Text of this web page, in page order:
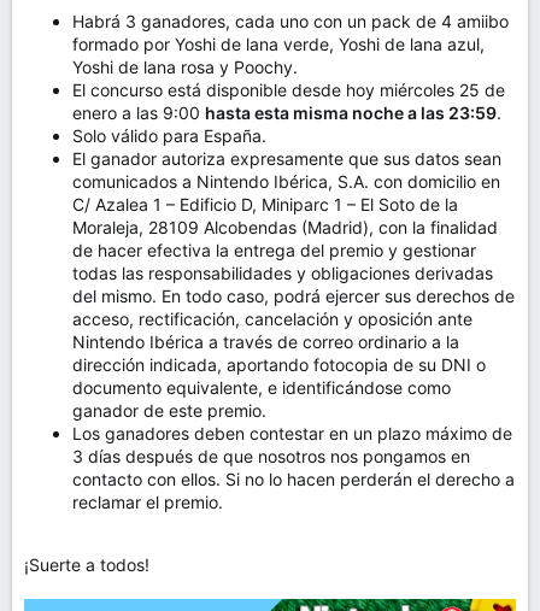
Habrá 3 ganadores, cada uno con un pack de 4 amiibo
formado por Yoshi de lana verde, Yoshi de lana azul,
Yoshi de lana rosa y Poochy.
El concurso está disponible desde hoy miércoles 25 de
enero a las 9:00 hasta esta misma noche a las 23:59.
Solo válido para España.
El ganador autoriza expresamente que sus datos sean
comunicados a Nintendo Ibérica, S.A. con domicilio en
C/ Azalea 1 – Edificio D, Miniparc 1 – El Soto de la
Moraleja, 28109 Alcobendas (Madrid), con la finalidad
de hacer efectiva la entrega del premio y gestionar
todas las responsabilidades y obligaciones derivadas
del mismo. En todo caso, podrá ejercer sus derechos de
acceso, rectificación, cancelación y oposición ante
Nintendo Ibérica a través de correo ordinario a la
dirección indicada, aportando fotocopia de su DNI o
documento equivalente, e identificándose como
ganador de este premio.
Los ganadores deben contestar en un plazo máximo de
3 días después de que nosotros nos pongamos en
contacto con ellos. Si no lo hacen perderán el derecho a
reclamar el premio.
¡Suerte a todos!